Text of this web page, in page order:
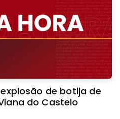
de botija de
do Castelo